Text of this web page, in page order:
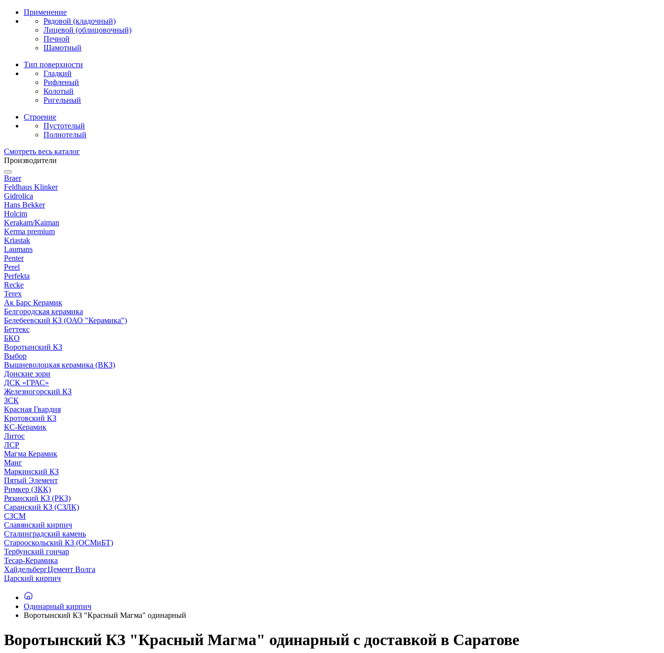
Применение
Рядовой (кладочный)
Лицевой (облицовочный)
Печной
Шамотный
Тип поверхности
Гладкий
Рифленый
Колотый
Ригельный
Строение
Пустотелый
Полнотелый
Смотреть весь каталог
Производители
Braer
Feldhaus Klinker
Gidrolica
Hans Bekker
Holcim
Kerakam/Kaiman
Kerma premium
Kriastak
Laumans
Penter
Perel
Perfekta
Recke
Terex
Ак Барс Керамик
Белгородская керамика
Белебеевский КЗ (ОАО "Керамика")
Беттекс
БКО
Воротынский КЗ
Выбор
Вышневолоцкая керамика (ВКЗ)
Донские зори
ДСК «ГРАС»
Железногорский КЗ
ЗСК
Красная Гвардия
Кротовский КЗ
КС-Керамик
Литос
ЛСР
Магма Керамик
Манг
Маркинский КЗ
Пятый Элемент
Римкер (ЗКК)
Рязанский КЗ (РКЗ)
Саранский КЗ (СЗЛК)
СЗСМ
Славянский кирпич
Сталинградский камень
Старооскольский КЗ (ОСМиБТ)
Тербунский гончар
Тесар-Керамика
ХайдельбергЦемент Волга
Царский кирпич
Одинарный кирпич
Воротынский КЗ "Красный Магма" одинарный
Воротынский КЗ "Красный Магма" одинарный с доставкой в Саратове